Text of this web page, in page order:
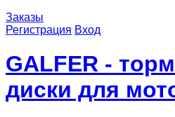
Заказы
Регистрация Вход
GALFER -
диски для